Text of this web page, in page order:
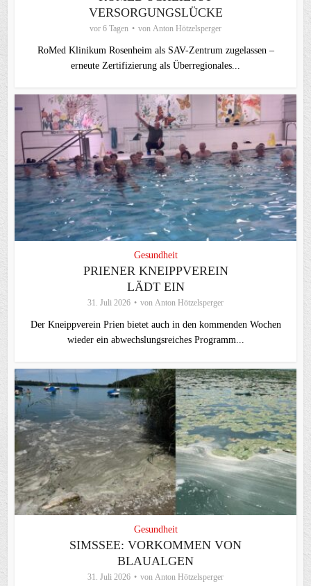
ERSORGUNGSLÜCKE
vor 6 Tagen von Anton Hötzelsperger
RoMed Klinikum Rosenheim als SAV-Zentrum zugelassen –
erneute Zertifizierung als Überregionales...
Gesundheit
PRIENER KNEIPPVEREIN
LÄDT EIN
31. Juli 2026 von Anton Hötzelsperger
Der Kneippverein Prien bietet auch in den kommenden Wochen
wieder ein abwechslungsreiches Programm...
Gesundheit
SIMSSEE: VORKOMMEN VON
BLAUALGEN
31. Juli 2026 von Anton Hötzelsperger